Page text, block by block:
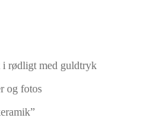
i rødligt med guldtryk
og fotos